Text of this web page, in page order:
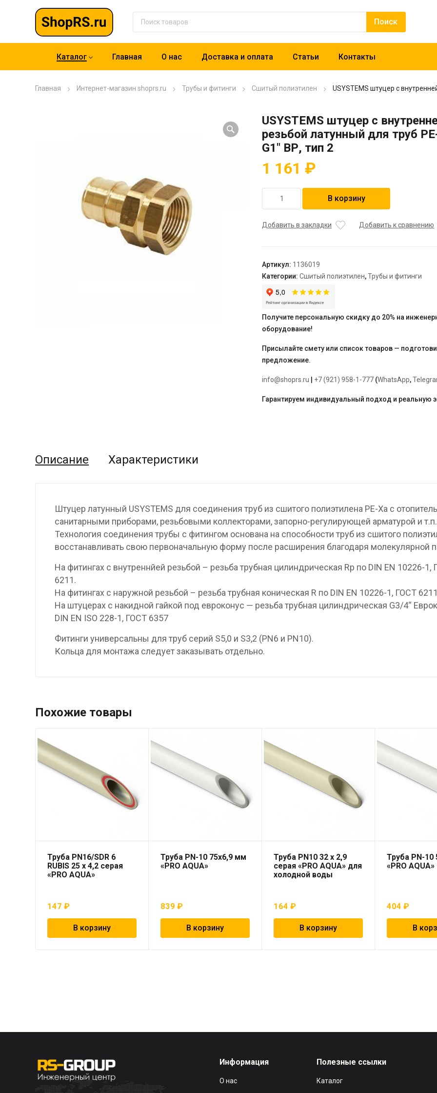
Каталог Главная О нас Доставка и оплата Статьи Контакты
Главная Интернет-магазин shoprs.ru Трубы и фитинги Сшитый полиэтилен USYSTEMS штуцер с
USYSTEMS штуцер с
резьбой латунный для труб
G1″ ВР, тип 2
1 161 ₽
товара
штуцер
латунный
для
труб
PE-
32-
G1"
тип
2
В корзину
Добавить в закладки Добавить к сравнению
Артикул: 1136019
Категории: Сшитый полиэтилен,Трубы и фитинги
Получите персональную скидку до 20% на
оборудование!
Присылайте смету или список товаров —
предложение.
info@shoprs.ru +7 (921) 958-1-777 (WhatsApp,
Гарантируем индивидуальный подход и реальную
Описание Характеристики
Штуцер латунный USYSTEMS для соединения труб из сшитого полиэтилена PE-Xa с
санитарными приборами, резьбовыми коллекторами, запорно-регулирующей арматурой и т.п.
Технология соединения трубы с фитингом основана на способности труб из сшитого
восстанавливать свою первоначальную форму после расширения благодаря молекулярной
На фитингах с внутреннйей резьбой – резьба трубная цилиндрическая Rp по DIN EN 10226-1,
6211.
На фитингах с наружной резьбой – резьба трубная коническая R по DIN EN 10226-1, ГОСТ
На штуцерах с накидной гайкой под евроконус — резьба трубная цилиндрическая G3/4“
DIN EN ISO 228-1, ГОСТ 6357
Фитинги универсальны для труб серий S5,0 и S3,2 (PN6 и PN10).
Кольца для монтажа следует заказывать отдельно.
Похожие товары
Труба PN16/SDR 6
RUBIS 25 x 4,2 серая
«PRO AQUA»
147 ₽
В корзину
Труба PN-10 75х6,9 мм
«PRO AQUA»
839₽
В корзину
Труба PN10 32 x 2,9
серая «PRO AQUA» для
холодной воды
164₽
В корзину
Труба PN-10
«PRO AQUA»
404₽
В
Информация
О нас
Полезные ссылки
Каталог